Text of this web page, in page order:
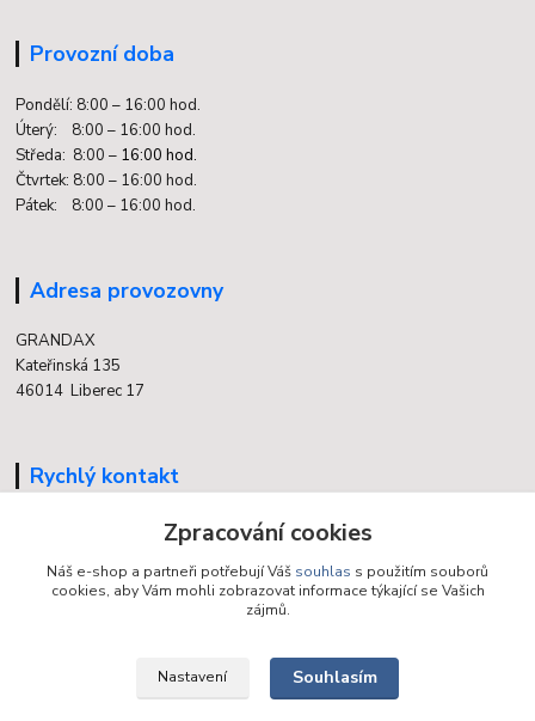
Provozní doba
Pondělí: 8:00 – 16:00 hod.
Úterý: 8:00 – 16:00 hod.
Středa: 8:00 – 16:00 hod.
Čtvrtek: 8:00 – 16:00 hod.
Pátek: 8:00 – 16:00 hod.
Adresa provozovny
GRANDAX
Kateřinská 135
46014 Liberec 17
Rychlý kontakt
info@grandax.cz
Zpracování cookies
Náš e-shop a partneři potřebují Váš souhlas s použitím souborů
cookies, aby Vám mohli zobrazovat informace týkající se Vašich
zájmů.
Nastavení Souhlasím